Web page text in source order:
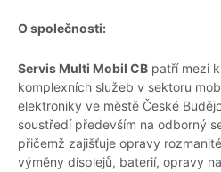
O společnosti:
Servis Multi Mobil CB patří mezi
komplexních služeb v sektoru
elektroniky ve městě České
soustředí především na odborný
přičemž zajišťuje opravy
výměny displejů, baterií, opravy